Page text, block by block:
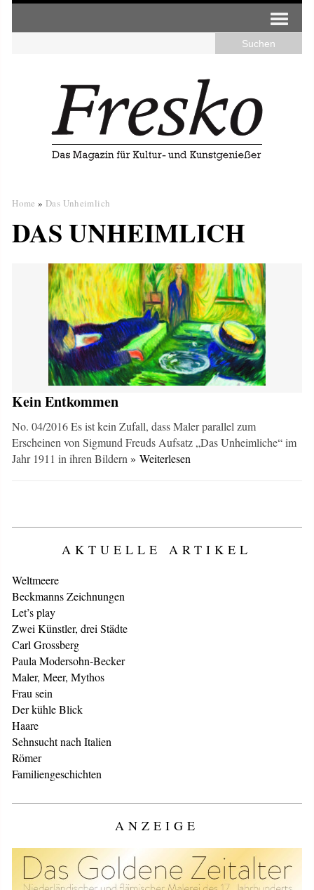
Home » Das Unheimlich
DAS UNHEIMLICH
Kein Entkommen
No. 04/2016 Es ist kein Zufall, dass Maler parallel zum
Erscheinen von Sigmund Freuds Aufsatz „Das Unheimliche“ im
Jahr 1911 in ihren Bildern» Weiterlesen
AKTUELLE ARTIKEL
Weltmeere
Beckmanns Zeichnungen
Let’s play
Zwei Künstler, drei Städte
Carl Grossberg
Paula Modersohn-Becker
Maler, Meer, Mythos
Frau sein
Der kühle Blick
Haare
Sehnsucht nach Italien
Römer
Familiengeschichten
ANZEIGE